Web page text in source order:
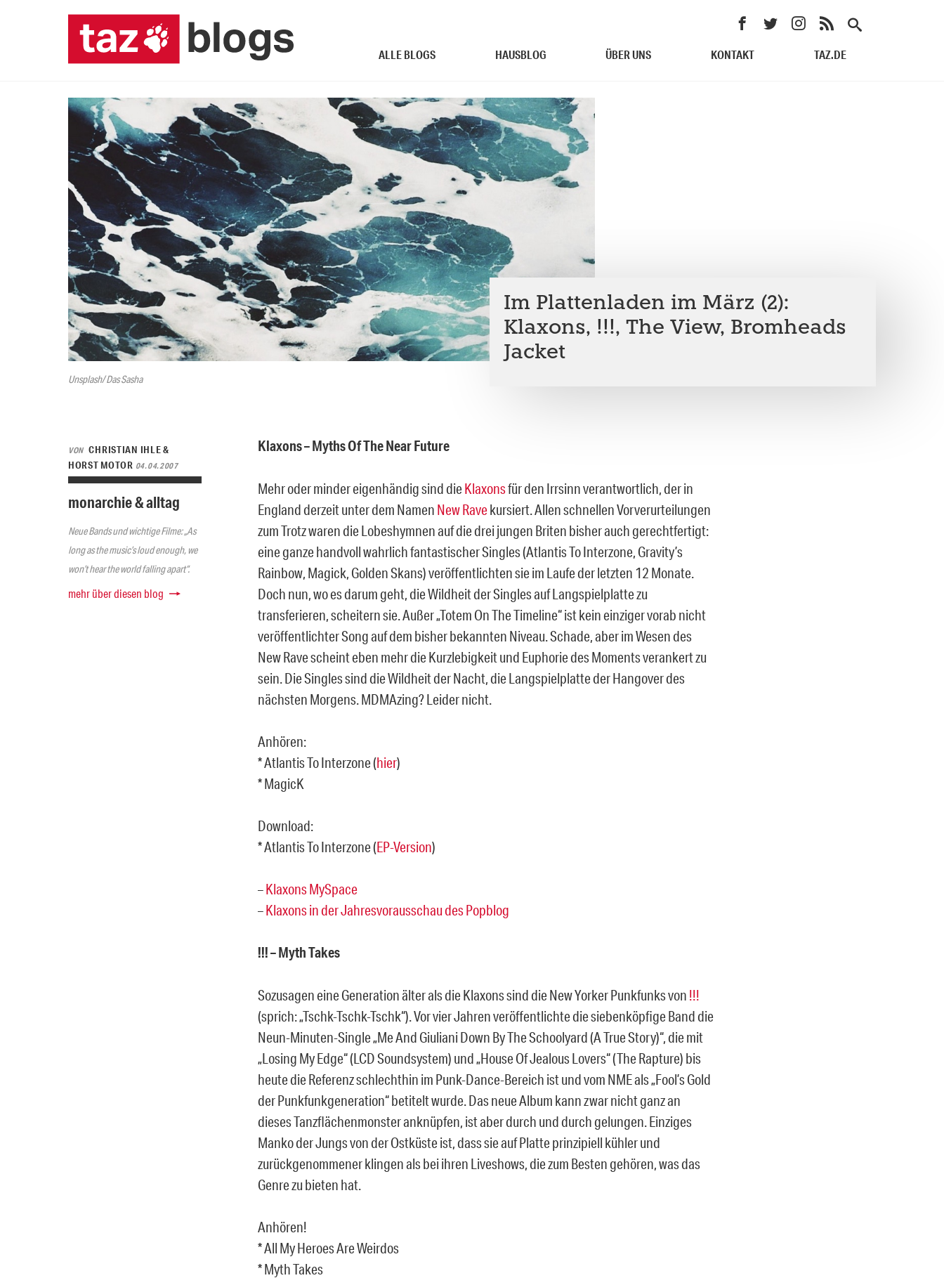
ALLE BLOGS HAUSBLOG ÜBER UNS KONTAKT TAZ.DE
Unsplash/ Das Sasha
Im Plattenladen im März (2):
Klaxons, !!!, The View, Bromheads
Jacket
VON CHRISTIAN IHLE &
HORST MOTOR 04.04.2007
monarchie & alltag
Neue Bands und wichtige Filme: „As
long as the music’s loud enough, we
won’t hear the world falling apart“.
mehr über diesen blog
Klaxons – Myths Of The Near Future
Mehr oder minder eigenhändig sind dieKlaxonsfür den Irrsinn verantwortlich, der in
England derzeit unter dem Namen New Ravekursiert. Allen schnellen Vorverurteilungen
zum Trotz waren die Lobeshymnen auf die drei jungen Briten bisher auch gerechtfertigt:
eine ganze handvoll wahrlich fantastischer Singles (Atlantis To Interzone, Gravity’s
Rainbow, Magick, Golden Skans) veröffentlichten sie im Laufe der letzten 12 Monate.
Doch nun, wo es darum geht, die Wildheit der Singles auf Langspielplatte zu
transferieren, scheitern sie. Außer „Totem On The Timeline“ ist kein einziger vorab nicht
veröffentlichter Song auf dem bisher bekannten Niveau. Schade, aber im Wesen des
New Rave scheint eben mehr die Kurzlebigkeit und Euphorie des Moments verankert zu
sein. Die Singles sind die Wildheit der Nacht, die Langspielplatte der Hangover des
nächsten Morgens. MDMAzing? Leider nicht.
Anhören:
* Atlantis To Interzone (hier)
* MagicK
Download:
* Atlantis To Interzone (EP-Version)
–Klaxons MySpace
–Klaxons in der Jahresvorausschau des Popblog
!!! – Myth Takes
Sozusagen eine Generation älter als die Klaxons sind die New Yorker Punkfunks von !!!
(sprich: „Tschk-Tschk-Tschk“). Vor vier Jahren veröffentlichte die siebenköpfige Band die
Neun-Minuten-Single „Me And Giuliani Down By The Schoolyard (A True Story)“, die mit
„Losing My Edge“ (LCD Soundsystem) und „House Of Jealous Lovers“ (The Rapture) bis
heute die Referenz schlechthin im Punk-Dance-Bereich ist und vom NME als „Fool’s Gold
der Punkfunkgeneration“ betitelt wurde. Das neue Album kann zwar nicht ganz an
dieses Tanzflächenmonster anknüpfen, ist aber durch und durch gelungen. Einziges
Manko der Jungs von der Ostküste ist, dass sie auf Platte prinzipiell kühler und
zurückgenommener klingen als bei ihren Liveshows, die zum Besten gehören, was das
Genre zu bieten hat.
Anhören!
* All My Heroes Are Weirdos
* Myth Takes